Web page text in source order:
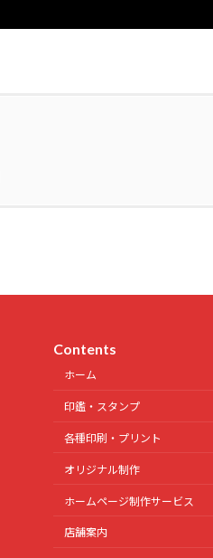
Contents
ホーム
印鑑・スタンプ
各種印刷・プリント
オリジナル制作
ホームページ制作サービス
店舗案内